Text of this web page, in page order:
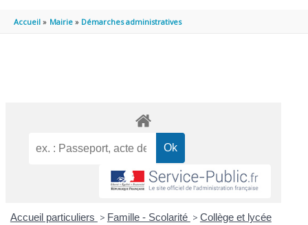
PRINCIPAL
Accueil Mairie Démarches administratives
Accueil particuliers > Famille - Scolarité > Collège et lycée